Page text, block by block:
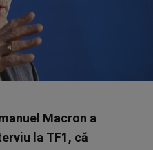
Macron a
la TF1, că